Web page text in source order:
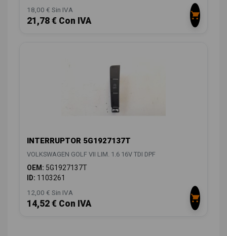
18,00 € Sin IVA
21,78 € Con IVA
INTERRUPTOR 5G1927137T
VOLKSWAGEN GOLF VII LIM. 1.6 16V TDI DPF
OEM: 5G1927137T
ID: 1103261
12,00 € Sin IVA
14,52 € Con IVA